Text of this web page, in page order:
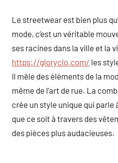
Le streetwear est bien plus
mode, c’est un véritable
ses racines dans la ville et la
https://gloryclo.com/ les
il mêle des éléments de la
même de l’art de rue. La
crée un style unique qui
que ce soit à travers des
des pièces plus audacieuses.